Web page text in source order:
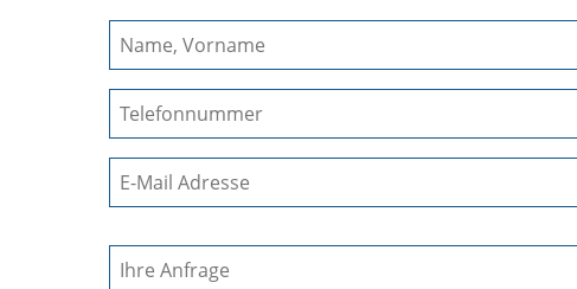
Kontaktdaten
Name,
Vorname
Telefonnummer
E-
Nachricht
Ihre